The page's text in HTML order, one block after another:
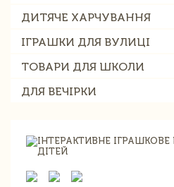
ДИТЯЧЕ ХАРЧУВАННЯ
ІГРАШКИ ДЛЯ ВУЛИЦІ
ТОВАРИ ДЛЯ ШКОЛИ
ДЛЯ ВЕЧІРКИ